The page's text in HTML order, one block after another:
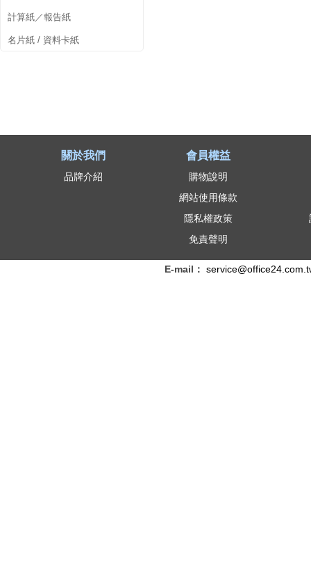
計算紙／報告紙
名片紙 / 資料卡紙
關於我們
品牌介紹
會員權益
購物說明
網站使用條款
隱私權政策
免責聲明
E-mail：